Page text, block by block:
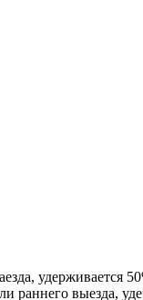
удерживается
раннего выезда,